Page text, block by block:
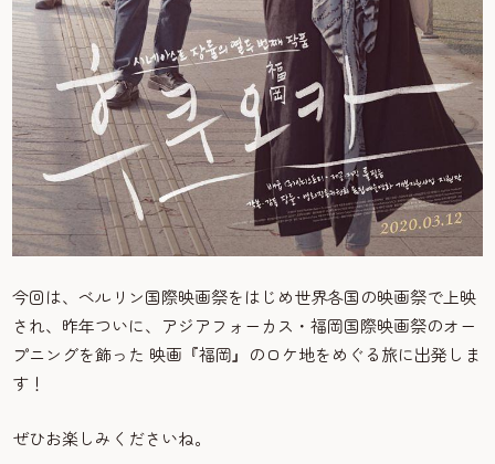
今回は、ベルリン国際映画祭をはじめ世界各国の映画祭で上映
され、昨年ついに、アジアフォーカス・福岡国際映画祭のオー
プニングを飾った 映画『福岡』のロケ地をめぐる旅に出発しま
す！
ぜひお楽しみくださいね。